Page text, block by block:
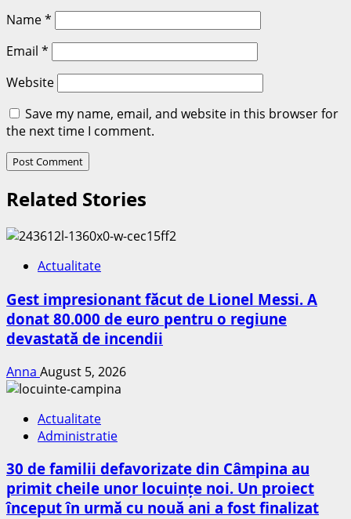
Name*
Email *
Website
Save my name, email, and website in this browser for
the next time I comment.
Related Stories
Actualitate
Gest impresionant făcut de Lionel Messi. A
donat 80.000 de euro pentru o regiune
devastată de incendii
Anna August 5, 2026
Actualitate
Administratie
30 de familii defavorizate din Câmpina au
primit cheile unor locuințe noi. Un proiect
început în urmă cu nouă ani a fost finalizat